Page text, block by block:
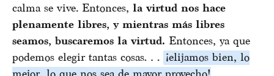
calma se vive. Entonces, la virtud nos hace
plenamente libres, y mientras más libres
seamos, buscaremos la virtud. Entonces, ya que
podemos elegir tantas cosas… ¡elijamos bien, lo